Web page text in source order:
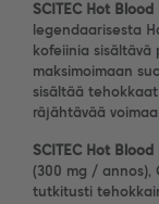
SCITEC Hot
legendaarisesta
kofeiinia
maksimoimaan
sisältää
räjähtävää
SCITEC Hot
(300 mg / annos),
tutkitusti